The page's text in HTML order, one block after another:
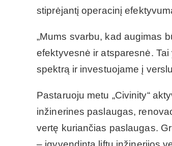
stiprėjantį operacinį
„Mums svarbu, kad augimas
efektyvesnė ir atsparesnė.
spektrą ir investuojame į
Pastaruoju metu „Civinity“
inžinerines paslaugas,
vertę kuriančias paslaugas.